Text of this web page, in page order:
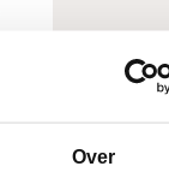
Over